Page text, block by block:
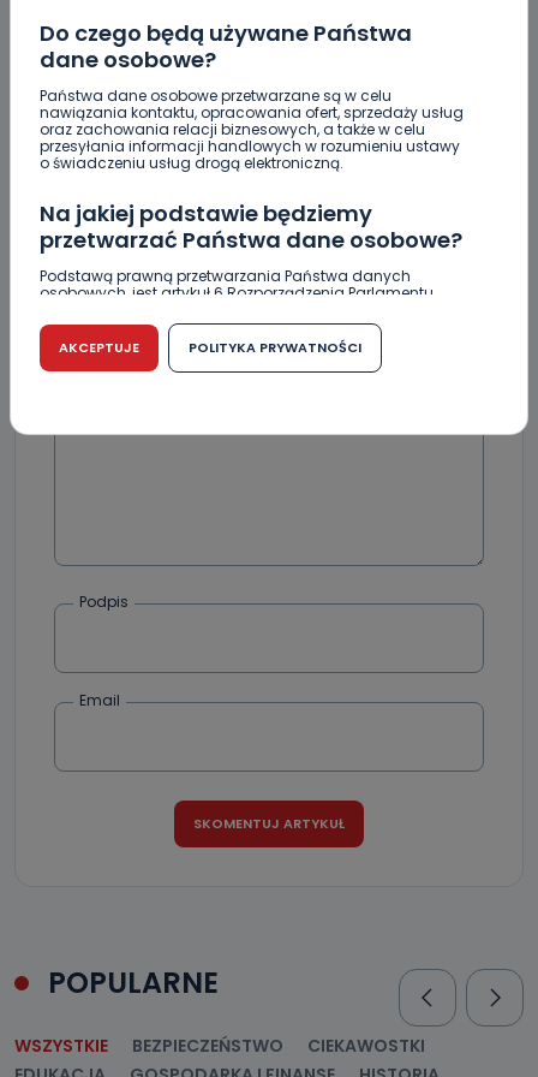
Do czego będą używane Państwa
dane osobowe?
Państwa dane osobowe przetwarzane są w celu
nawiązania kontaktu, opracowania ofert, sprzedaży usług
oraz zachowania relacji biznesowych, a także w celu
przesyłania informacji handlowych w rozumieniu ustawy
o świadczeniu usług drogą elektroniczną.
Na jakiej podstawie będziemy
przetwarzać Państwa dane osobowe?
Podstawą prawną przetwarzania Państwa danych
osobowych, jest artykuł 6 Rozporządzenia Parlamentu
r. w sprawie ochrony osób fizycznych w związku z
przetwarzaniem danych osobowych w sprawie
swobodnego przepływu takich danych oraz uchylenia
dyrektywy 95/46/WE (RODO).
Czy jest możliwość cofnięcia zgody?
tradycyjna) tak, aby dotarła do wiadomości Telewizji
Wielkopolski (63-400) przy ul. Wolności 19.
Państwa dane?
Telewizja Kablowa Pro-Art z siedzibą w miejscowości
trzecim, jak również nie są one wykorzystywane w
procesach zautomatyzowanego profilowania.
Co mogą Państwo zrobić z
przekazanymi nam danymi?
żądania ich sprostowania, usunięcia danych,
ograniczenia ich przetwarzania oraz prawo wniesienia
Do kiedy Państwa dane osobowe będą
AKCEPTUJE POLITYKA PRYWATNOŚCI
Skomentuj ten wpis jako pierwszy!
DOŁĄCZ DO DYSKUSJI
DODAJ SWÓJ KOMENTARZ
Wiadomość
Podpis
Email
POPULARNE
WSZYSTKIE BEZPIECZEŃSTWO
CIEKAWOSTKI